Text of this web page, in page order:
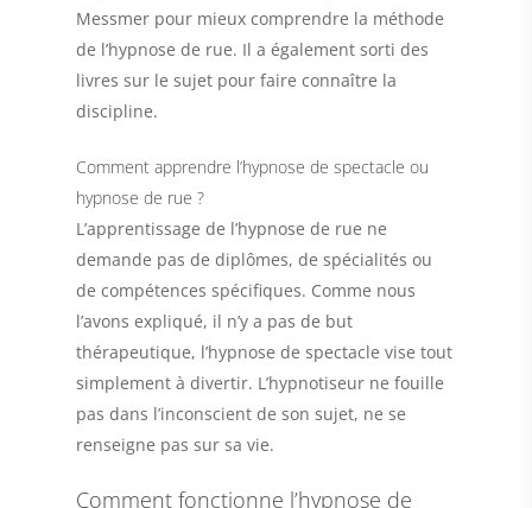
Messmer pour mieux comprendre la méthode
de l’hypnose de rue. Il a également sorti des
livres sur le sujet pour faire connaître la
discipline.
Comment apprendre l’hypnose de spectacle ou
hypnose de rue ?
L’apprentissage de l’hypnose de rue ne
demande pas de diplômes, de spécialités ou
de compétences spécifiques. Comme nous
l’avons expliqué, il n’y a pas de but
thérapeutique, l’hypnose de spectacle vise tout
simplement à divertir. L’hypnotiseur ne fouille
pas dans l’inconscient de son sujet, ne se
renseigne pas sur sa vie.
Comment fonctionne l’hypnose de